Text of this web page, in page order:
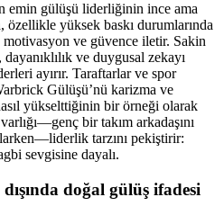
emin gülüşü liderliğinin ince ama
özellikle yüksek baskı durumlarında
motivasyon ve güvence iletir. Sakin
ve duygusal zekayı
ayırır. Taraftarlar ve spor
Gülüşü’nü karizma ve
yükselttiğinin bir örneği olarak
bir takım arkadaşını
tarzını pekiştirir:
sevgisine dayalı.
doğal gülüş ifadesi